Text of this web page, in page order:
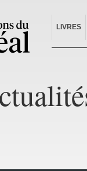
LIVRES